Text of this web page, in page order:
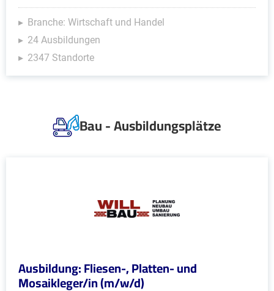
Branche: Wirtschaft und Handel
24 Ausbildungen
2347 Standorte
Bau - Ausbildungsplätze
Ausbildung: Fliesen-, Platten- und
Mosaikleger/in (m/w/d)